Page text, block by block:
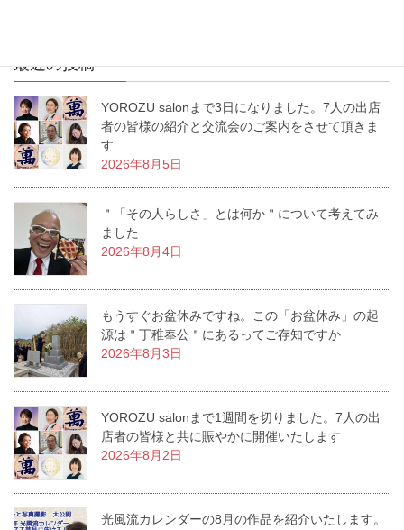
最近の投稿
YOROZU salonまで3日になりました。7人の出店
者の皆様の紹介と交流会のご案内をさせて頂きま
す
2026年8月5日
＂「その人らしさ」とは何か＂について考えてみ
ました
2026年8月4日
もうすぐお盆休みですね。この「お盆休み」の起
源は＂丁稚奉公＂にあるってご存知ですか
2026年8月3日
YOROZU salonまで1週間を切りました。7人の出
店者の皆様と共に賑やかに開催いたします
2026年8月2日
光風流カレンダーの8月の作品を紹介いたします。